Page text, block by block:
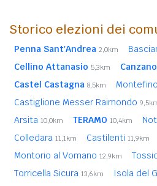
Storico elezioni dei
Penna Sant'Andrea 2,0km
Cellino Attanasio 5,3km Canzano
Castel Castagna 8,5km Montefino
Castiglione Messer Raimondo
Arsita 10,0km TERAMO 10,4km
Colledara 11,1km Castilenti 11,9km
Montorio al Vomano 12,9km
Torricella Sicura 13,6km Isola del